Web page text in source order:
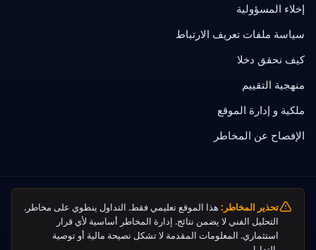
إخلاء المسؤولية
سياسة ملفات تعريف الارتباط
كيف نحقق دخلا
منهجية التقييم
ملكية و إدارة الموقع
الإفصاح عن المخاطر
تحذير المخاطر: هذا الموقع تعليمي فقط. التداول ينطوي على مخاطر.
التحليل الفني لا يضمن نتائج. إدارة المخاطر أساسية لأي قرار
استثماري. المعلومات المقدمة لا تشكل نصيحة مالية أو توصية